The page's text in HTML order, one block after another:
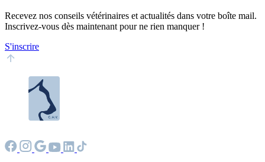
Recevez nos conseils vétérinaires et actualités dans votre boîte mail.
Inscrivez-vous dès maintenant pour ne rien manquer !
S'inscrire